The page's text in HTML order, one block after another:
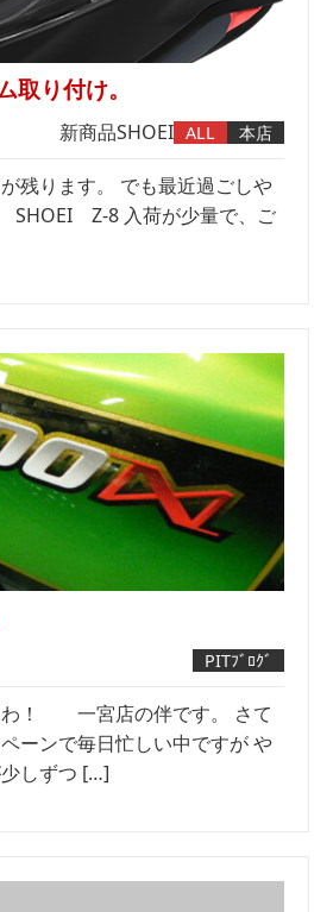
取り付け。
新商品SHOEI ALL 本店
残ります。 でも最近過ごしや
SHOEI Z-8 入荷が少量で、ご
PITﾌﾞﾛｸﾞ
わ！ 一宮店の伴です。 さて
ーンで毎日忙しい中ですが や
しずつ […]